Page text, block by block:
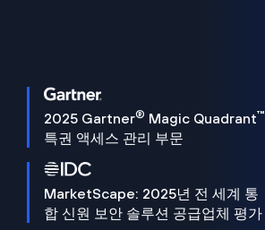
2025 Gartner® Magic Quadrant™
특권 액세스 관리 부문
MarketScape: 2025년 전 세계 통
합 신원 보안 솔루션 공급업체 평가